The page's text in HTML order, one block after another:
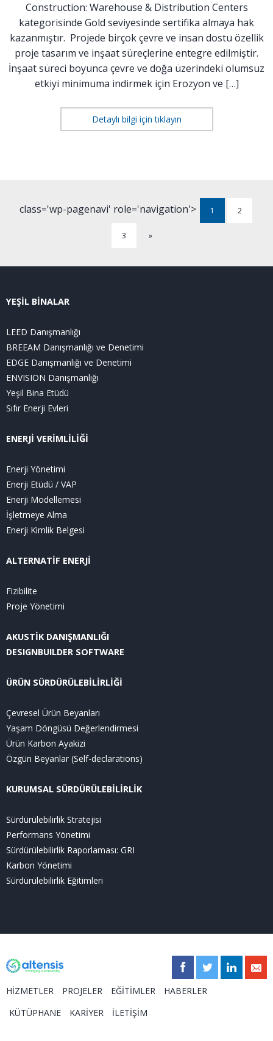
Construction: Warehouse & Distribution Centers
kategorisinde Gold seviyesinde sertifika almaya hak
kazanmıştır. Projede birçok çevre ve insan dostu özellik
proje tasarım ve inşaat süreçlerine entegre edilmiştir.
İnşaat süreci boyunca çevre ve doğa üzerindeki olumsuz
etkiyi minimuma indirmek için Erozyon ve […]
Detaylı bilgi için tıklayın
class='wp-pagenavi' role='navigation'> 1 2
3 »
YEŞİL BİNALAR
LEED Danışmanlığı
BREEAM Danışmanlığı ve Denetimi
EDGE Danışmanlığı ve Denetimi
ENVISION Danışmanlığı
Yeşil Bina Etüdü
Sıfır Enerji Evleri
ENERJİ VERİMLİLİĞİ
Enerji Yönetimi
Enerji Etüdü / VAP
Enerji Modellemesi
İşletmeye Alma
Enerji Kimlik Belgesi
ALTERNATİF ENERJİ
Fizibilite
Proje Yönetimi
AKUSTİK DANIŞMANLIĞI
DESIGNBUILDER SOFTWARE
ÜRÜN SÜRDÜRÜLEBİLİRLİĞİ
Çevresel Ürün Beyanları
Yaşam Döngüsü Değerlendirmesi
Ürün Karbon Ayakizi
Özgün Beyanlar (Self-declarations)
KURUMSAL SÜRDÜRÜLEBİLİRLİK
Sürdürülebilirlik Stratejisi
Performans Yönetimi
Sürdürülebilirlik Raporlaması: GRI
Karbon Yönetimi
Sürdürülebilirlik Eğitimleri
HİZMETLER PROJELER EĞİTİMLER
HABERLER
KÜTÜPHANE
KARİYER İLETİŞİM